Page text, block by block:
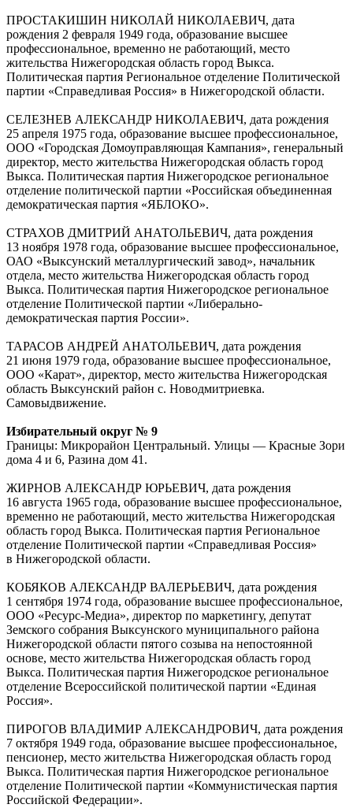
ПРОСТАКИШИН НИКОЛАЙ НИКОЛАЕВИЧ, дата
рождения 2 февраля 1949 года, образование высшее
профессиональное, временно не работающий, место
жительства Нижегородская область город Выкса.
Политическая партия Региональное отделение Политической
партии «Справедливая Россия» в Нижегородской области.
СЕЛЕЗНЕВ АЛЕКСАНДР НИКОЛАЕВИЧ, дата рождения
25 апреля 1975 года, образование высшее профессиональное,
ООО «Городская Домоуправляющая Кампания», генеральный
директор, место жительства Нижегородская область город
Выкса. Политическая партия Нижегородское региональное
отделение политической партии «Российская объединенная
демократическая партия «ЯБЛОКО».
СТРАХОВ ДМИТРИЙ АНАТОЛЬЕВИЧ, дата рождения
13 ноября 1978 года, образование высшее профессиональное,
ОАО «Выксунский металлургический завод», начальник
отдела, место жительства Нижегородская область город
Выкса. Политическая партия Нижегородское региональное
отделение Политической партии «Либерально-
демократическая партия России».
ТАРАСОВ АНДРЕЙ АНАТОЛЬЕВИЧ, дата рождения
21 июня 1979 года, образование высшее профессиональное,
ООО «Карат», директор, место жительства Нижегородская
область Выксунский район с. Новодмитриевка.
Самовыдвижение.
Избирательный округ № 9
Границы: Микрорайон Центральный. Улицы — Красные Зори
дома 4 и 6, Разина дом 41.
ЖИРНОВ АЛЕКСАНДР ЮРЬЕВИЧ, дата рождения
16 августа 1965 года, образование высшее профессиональное,
временно не работающий, место жительства Нижегородская
область город Выкса. Политическая партия Региональное
отделение Политической партии «Справедливая Россия»
в Нижегородской области.
КОБЯКОВ АЛЕКСАНДР ВАЛЕРЬЕВИЧ, дата рождения
1 сентября 1974 года, образование высшее профессиональное,
ООО «Ресурс-Медиа», директор по маркетингу, депутат
Земского собрания Выксунского муниципального района
Нижегородской области пятого созыва на непостоянной
основе, место жительства Нижегородская область город
Выкса. Политическая партия Нижегородское региональное
отделение Всероссийской политической партии «Единая
Россия».
ПИРОГОВ ВЛАДИМИР АЛЕКСАНДРОВИЧ, дата рождения
7 октября 1949 года, образование высшее профессиональное,
пенсионер, место жительства Нижегородская область город
Выкса. Политическая партия Нижегородское региональное
отделение Политической партии «Коммунистическая партия
Российской Федерации».